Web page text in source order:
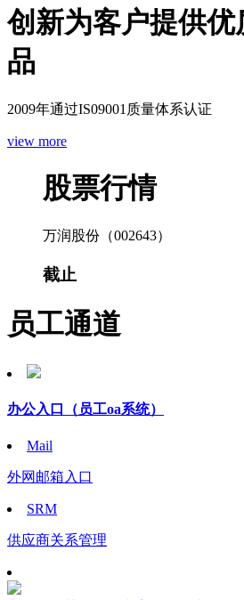
创新为客户提供
品
2009年通过IS09001质量体系认证
view more
股票行情
万润股份（002643）
截止
员工通道
办公入口 （员工oa系统）
Mail
外网邮箱入口
SRM
供应商关系管理